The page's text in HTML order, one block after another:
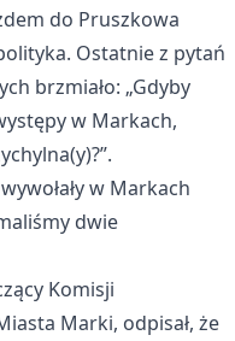
do Pruszkowa
Ostatnie z pytań
brzmiało: „Gdyby
w Markach,
w Markach
dwie
Komisji
Marki, odpisał, że